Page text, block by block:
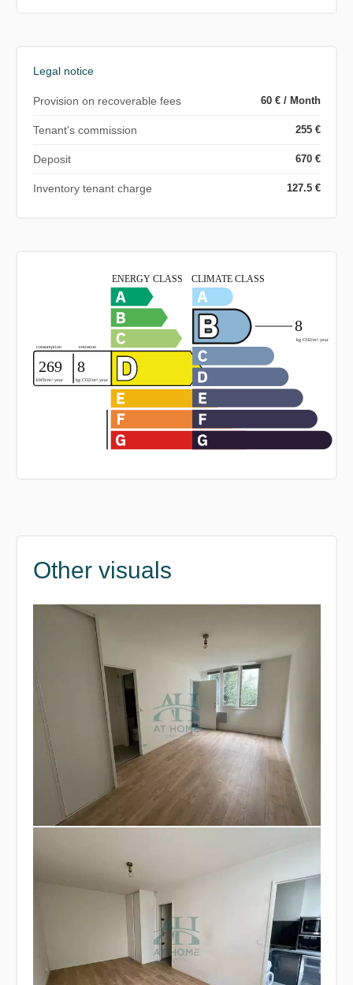
Legal notice
Provision on recoverable fees 60 € / Month
Tenant's commission 255 €
Deposit 670 €
Inventory tenant charge 127.5 €
Other visuals